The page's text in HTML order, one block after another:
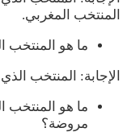
المنتخب المغربي.
ما هو المنتخب
الإجابة: المنتخب
ما هو المنتخب
مروضة؟